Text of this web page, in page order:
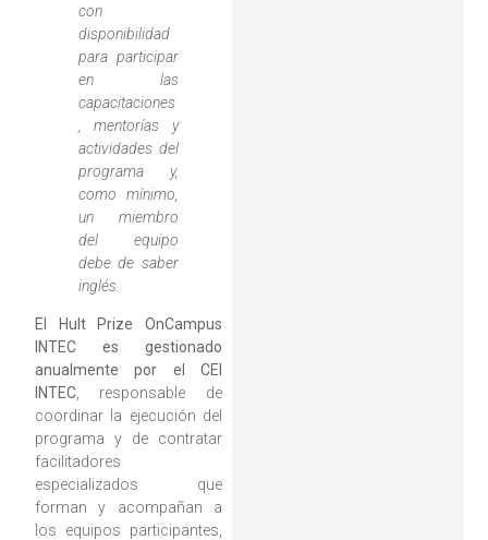
con
disponibilidad
para participar
en las
capacitaciones
, mentorías y
actividades del
programa y,
como mínimo,
un miembro
del equipo
debe de saber
inglés.
El Hult Prize OnCampus
INTEC es gestionado
anualmente por el CEI
INTEC, responsable de
coordinar la ejecución del
programa y de contratar
facilitadores
especializados que
forman y acompañan a
los equipos participantes,